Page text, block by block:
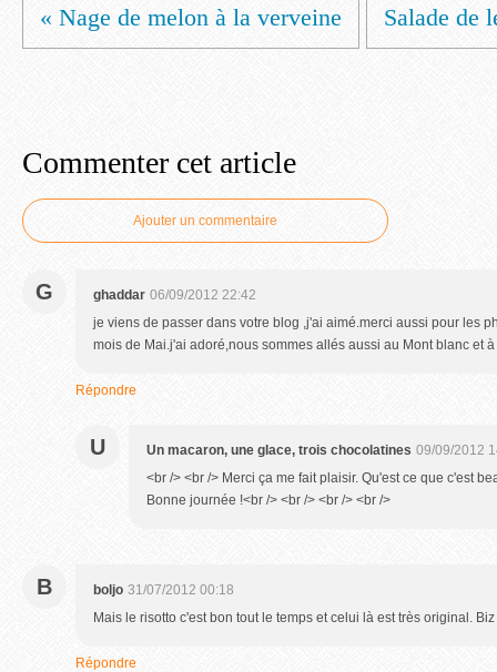
« Nage de melon à la verveine Salade de
Commenter cet article
Ajouter un commentaire
G ghaddar 06/09/2012 22:42
je viens de passer dans votre blog ,j'ai aimé.merci aussi pour les
mois de Mai.j'ai adoré,nous sommes allés aussi au Mont blanc et
Répondre
U Un macaron, une glace, trois chocolatines 09/09/2012
<br /> <br /> Merci ça me fait plaisir. Qu'est ce que c'est
Bonne journée !<br /> <br /> <br /> <br />
B boljo 31/07/2012 00:18
Mais le risotto c'est bon tout le temps et celui là est très original. Biz
Répondre